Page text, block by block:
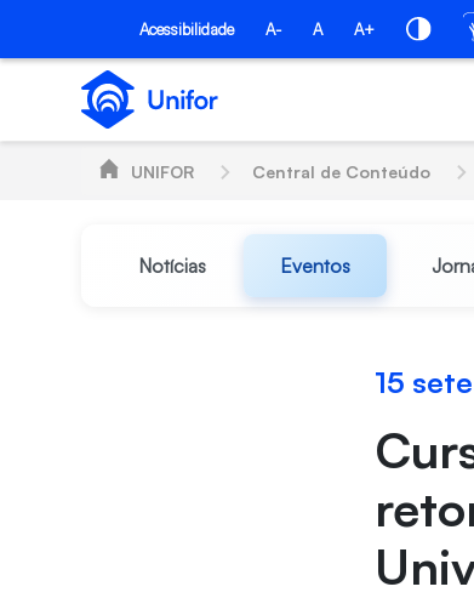
Pular para o Conteúdo principal
Acessibilidade A- A A+
UNIFOR Central de Conteúdo
Notícias Eventos
15